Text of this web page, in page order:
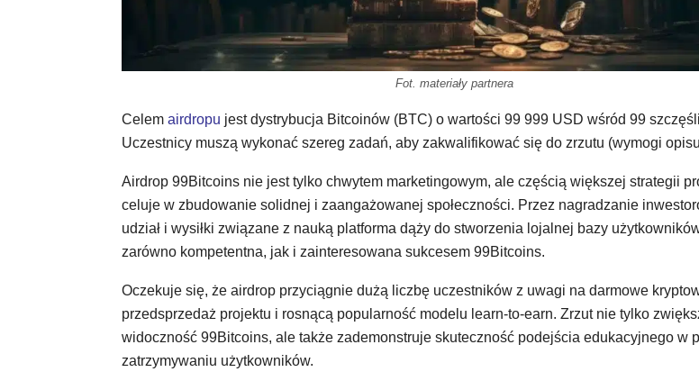
Fot. materiały partnera
Celem airdropu jest dystrybucja Bitcoinów (BTC) o wartości 99 999 USD wśród 99
Uczestnicy muszą wykonać szereg zadań, aby zakwalifikować się do zrzutu (wymogi
Airdrop 99Bitcoins nie jest tylko chwytem marketingowym, ale częścią większej strategii
celuje w zbudowanie solidnej i zaangażowanej społeczności. Przez nagradzanie
udział i wysiłki związane z nauką platforma dąży do stworzenia lojalnej bazy
zarówno kompetentna, jak i zainteresowana sukcesem 99Bitcoins.
Oczekuje się, że airdrop przyciągnie dużą liczbę uczestników z uwagi na darmowe
przedsprzedaż projektu i rosnącą popularność modelu learn-to-earn. Zrzut nie tylko
widoczność 99Bitcoins, ale także zademonstruje skuteczność podejścia edukacyjnego w
zatrzymywaniu użytkowników.